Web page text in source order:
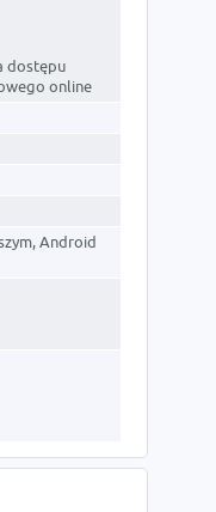
dostępu
online
Android